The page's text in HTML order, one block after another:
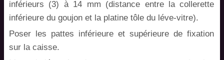
inférieurs (3) à 14 mm (distance entre la collerette
inférieure du goujon et la platine tôle du léve-vitre).
Poser les pattes inférieure et supérieure de fixation
sur la caisse.